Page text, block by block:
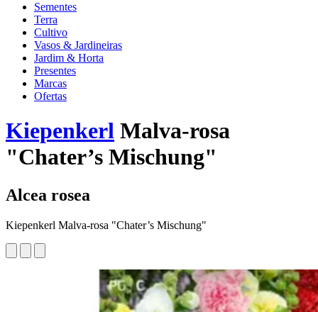
Sementes
Terra
Cultivo
Vasos & Jardineiras
Jardim & Horta
Presentes
Marcas
Ofertas
Kiepenkerl Malva-rosa
"Chater’s Mischung"
Alcea rosea
Kiepenkerl Malva-rosa "Chater’s Mischung"